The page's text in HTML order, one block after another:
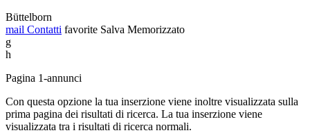
Büttelborn
mail Contatti favorite Salva Memorizzato
g
h
Pagina 1-annunci
Con questa opzione la tua inserzione viene inoltre visualizzata sulla
prima pagina dei risultati di ricerca. La tua inserzione viene
visualizzata tra i risultati di ricerca normali.